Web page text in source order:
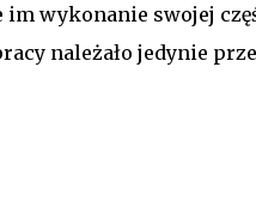
im wykonanie swojej
należało jedynie